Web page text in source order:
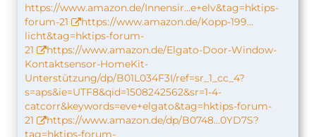
https://www.amazon.de/Innensir…e+elv&tag=hktips-
forum-21
https://www.amazon.de/Kopp-199…
licht&tag=hktips-forum-
21
https://www.amazon.de/Elgato-Door-Window-
Kontaktsensor-HomeKit-
Unterstützung/dp/B01L034F3I/ref=sr_1_cc_4?
s=aps&ie=UTF8&qid=1508242562&sr=1-4-
catcorr&keywords=eve+elgato&tag=hktips-forum-
21
https://www.amazon.de/dp/B0748…0YD7S?
tag=hktips-forum-